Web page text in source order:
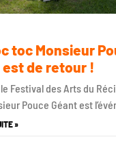
toc Monsieur
de retour !
Festival des Arts du
Pouce Géant est
»